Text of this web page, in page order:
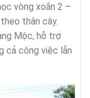
vòng xoắn 2 –
thân cây.
Mộc, hỗ trợ
cả công việc lẫn